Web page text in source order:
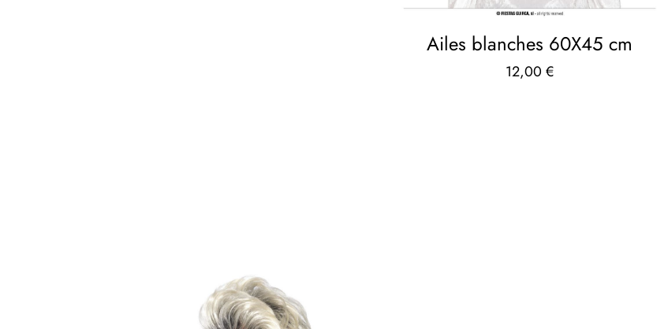
Ailes blanches 60X45 cm
12,00 €